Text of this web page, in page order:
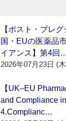
【ポスト・ブレ
国・EUの医薬品
イアンス】第4回
2026年07月23日 (
【UK–EU
and Compliance
4.Complianc…